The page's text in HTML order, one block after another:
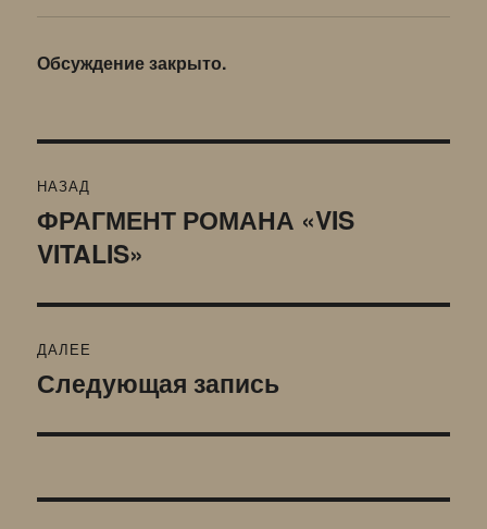
Обсуждение закрыто.
по
записям
НАЗАД
Предыдущая
запись:
ФРАГМЕНТ РОМАНА «VIS
VITALIS»
ДАЛЕЕ
Следующая
Следующая запись